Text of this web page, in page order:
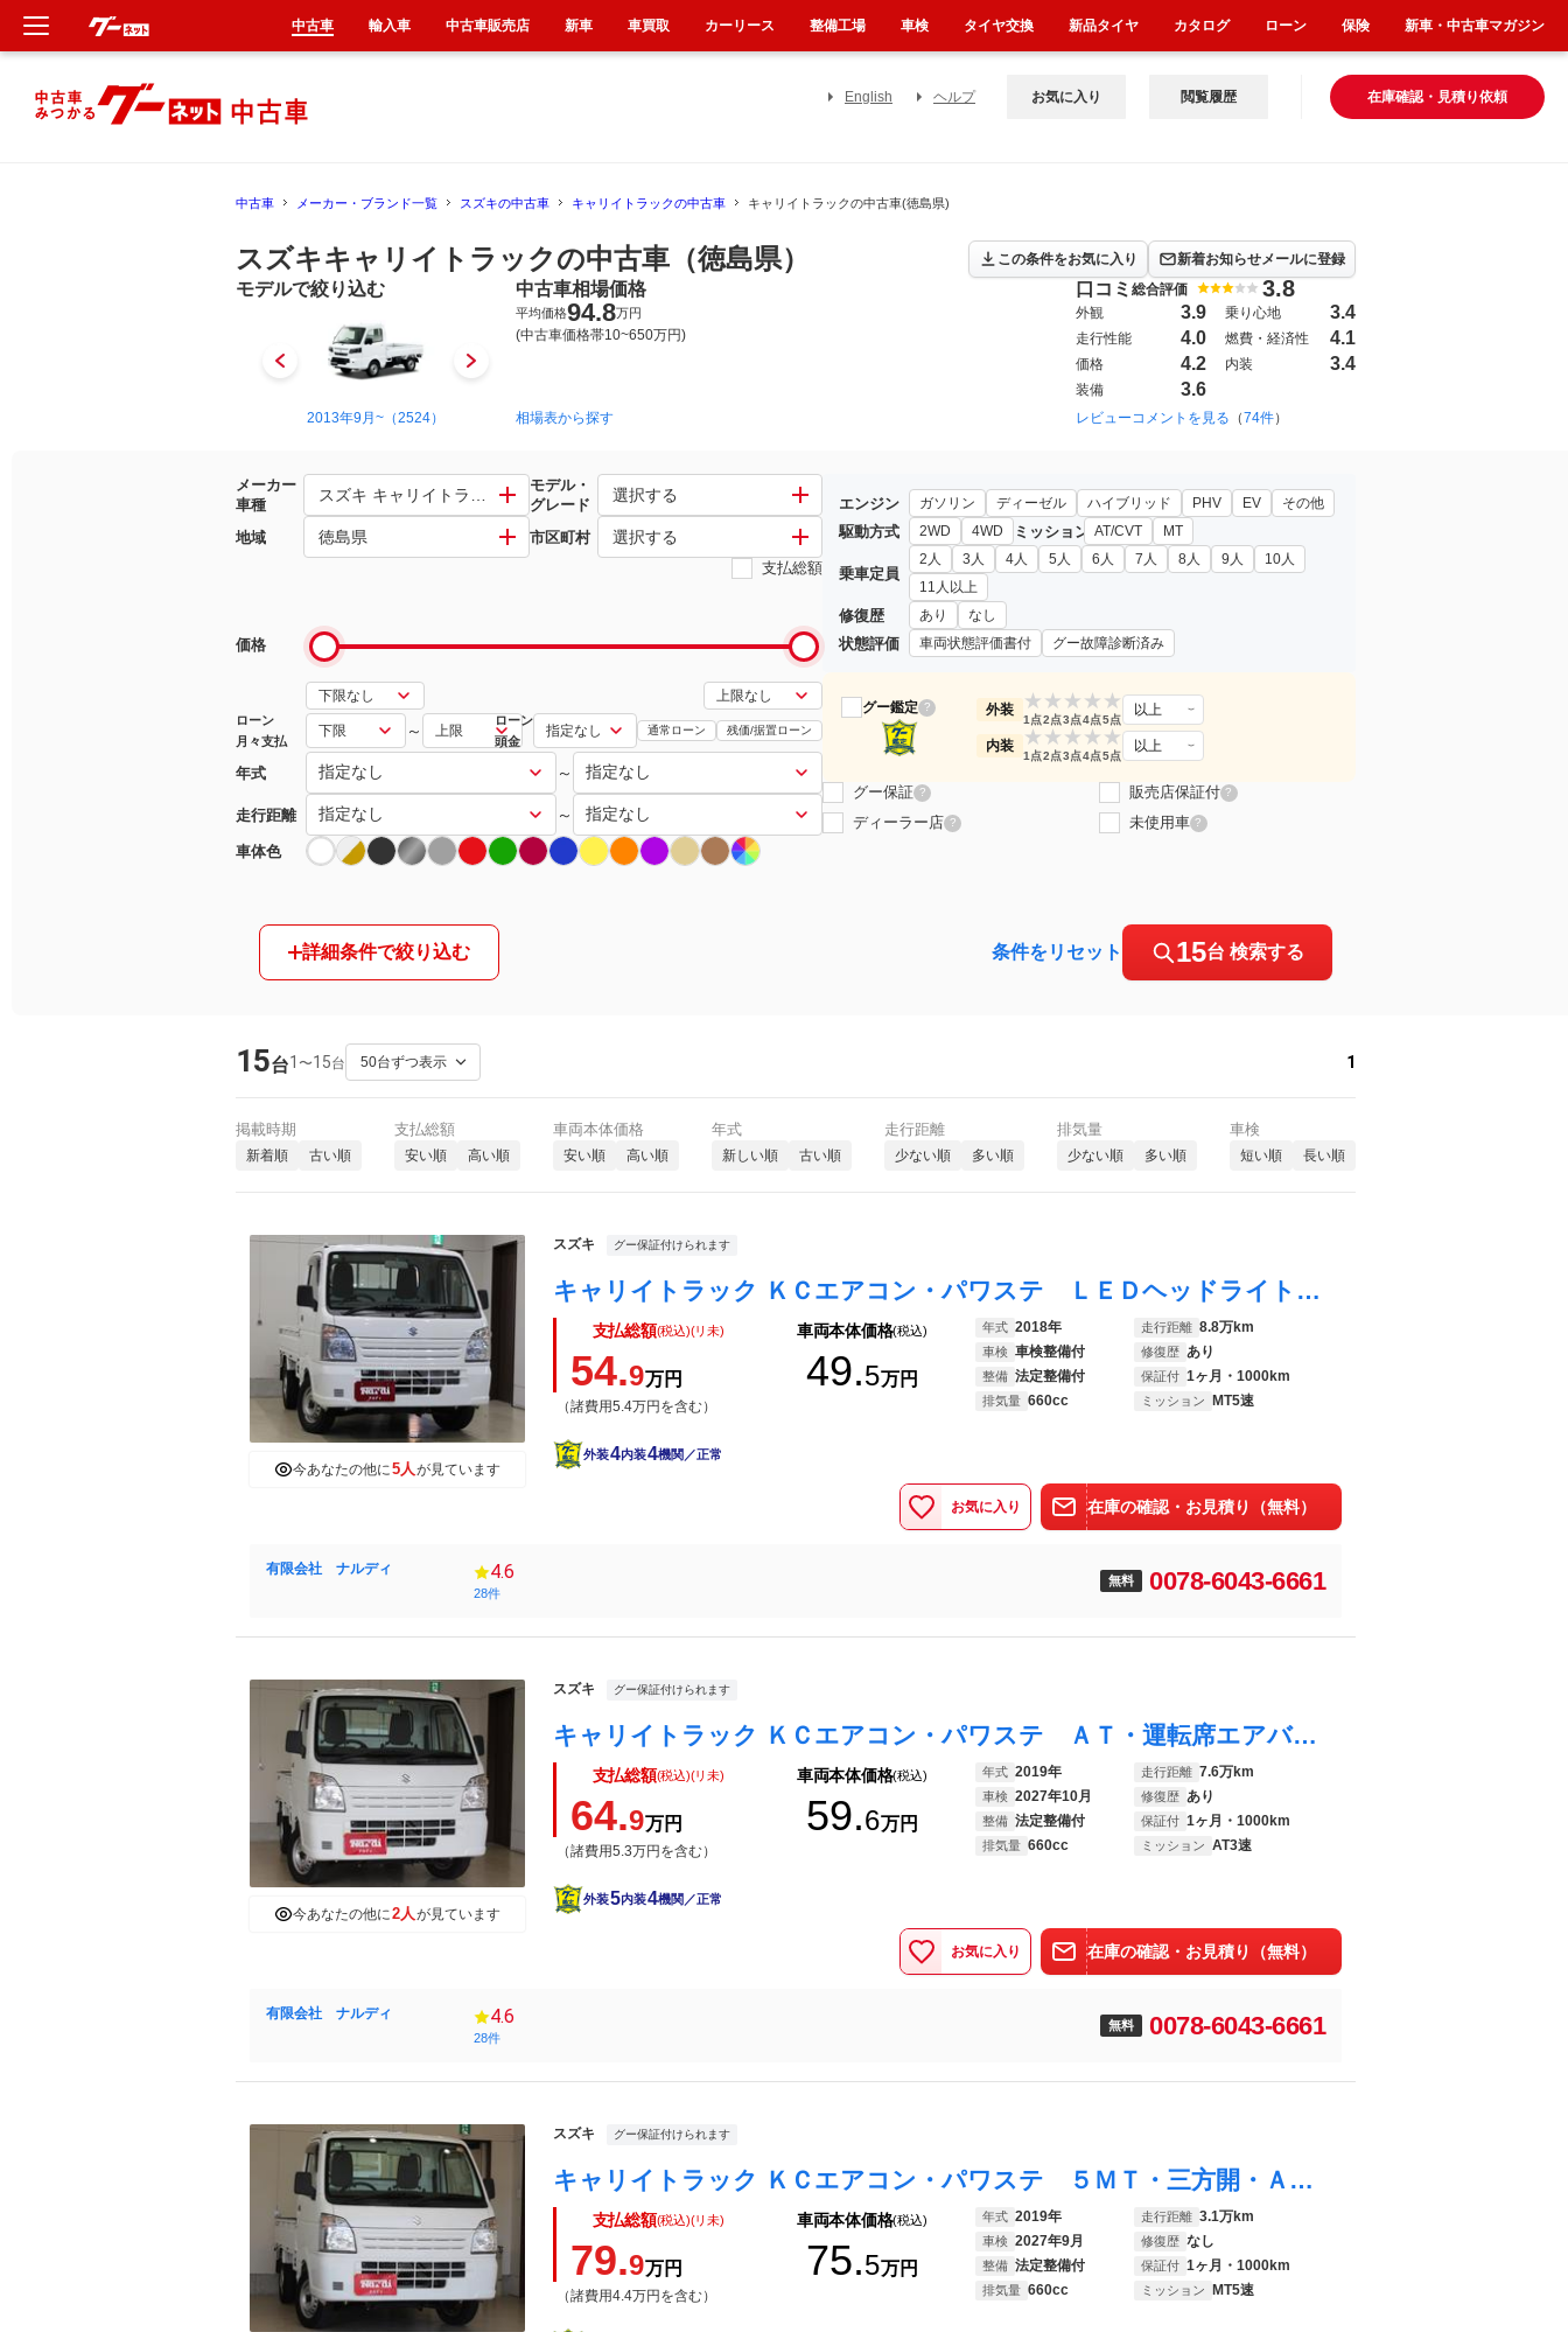
English ヘルプ 在庫確認・見積り依頼
お気に入り 閲覧履歴
中古車 メーカー・ブランド一覧 スズキの中古車 キャリイトラックの中古車 キャリイトラックの中古車(徳島県)
スズキキャリイトラックの中古車（徳島県） この条件をお気に入り 新着お知らせメールに登録
モデルで絞り込む
2013年9月~（2524） 1999年1月~2013年9月（1070） 1985年3月~1991年9月（10）
中古車相場価格
平均価格94.8万円
(中古車価格帯10~650万円)
相場表から探す
口コミ 総合評価 3.8
外観 3.9 乗り心地 3.4
走行性能 4.0 燃費・経済性 4.1
価格 4.2 内装 3.4
装備 3.6
レビューコメントを見る （74件）
メーカー
車種
スズキ キャリイトラック
モデル・
グレード
選択する
地域 徳島県 市区町村 選択する
支払総額
価格
ローン
月々支払
～
ローン
頭金
通常ローン 残価/据置ローン
年式 ～
走行距離 ～
車体色
エンジン ガソリン ディーゼル ハイブリッド PHV EV その他
駆動方式 2WD 4WD ミッション AT/CVT MT
乗車定員
2人 3人 4人 5人 6人 7人 8人 9人
10人
11人以上
修復歴 あり なし
状態評価 車両状態評価書付 グー故障診断済み
グー鑑定 ? 外装 ★
1点
★
2点
★
3点
★
4点
★
5点
以上
内装 ★
1点
★
2点
★
3点
★
4点
★
5点
以上
グー保証 ? 販売店保証付 ?
ディーラー店 ? 未使用車 ?
詳細条件で絞り込む 条件をリセット 15台 検索する
15台1 〜15台 1
掲載時期
新着順 古い順
支払総額
安い順 高い順
車両本体価格
安い順 高い順
年式
新しい順 古い順
走行距離
少ない順 多い順
排気量
少ない順 多い順
車検
短い順 長い順
今あなたの他に5人が見ています
スズキ グー保証付けられます
キャリイトラック ＫＣエアコン・パワステ ＬＥＤヘッドライト・運転席エアバック・助手席エアバック・５速マニュアル・マニュアルエアコン・パワーステアリング・ＡＭ／ＦＭラジオ・３方開・アンチロックブレーキ・ＵＶカットガラス
支払総額(税込)(リ未)
54.9万円
（諸費用5.4万円を含む）
車両本体価格(税込)
49.5万円
年式 2018年 走行距離 8.8万km
車検 車検整備付 修復歴 あり
整備 法定整備付 保証付 1ヶ月・1000km
排気量 660cc ミッション MT5速
外装4内装4機関／正常
お気に入り 在庫の確認・お見積り（無料）
有限会社 ナルディ 4.6
28件
無料 0078-6043-6661
今あなたの他に2人が見ています
スズキ グー保証付けられます
キャリイトラック ＫＣエアコン・パワステ ＡＴ・運転席エアバック・助手席エアバック・三方開・パワーステアリング・ＡＢＳ・衝突安全ボディ
支払総額(税込)(リ未)
64.9万円
（諸費用5.3万円を含む）
車両本体価格(税込)
59.6万円
年式 2019年 走行距離 7.6万km
車検 2027年10月 修復歴 あり
整備 法定整備付 保証付 1ヶ月・1000km
排気量 660cc ミッション AT3速
外装5内装4機関／正常
お気に入り 在庫の確認・お見積り（無料）
有限会社 ナルディ 4.6
28件
無料 0078-6043-6661
スズキ グー保証付けられます
キャリイトラック ＫＣエアコン・パワステ ５ＭＴ・三方開・ＡＭ／ＦＭラジオ・ＡＢＳ・ＥＢＤ・運転席／助手席エアバック
支払総額(税込)(リ未)
79.9万円
（諸費用4.4万円を含む）
車両本体価格(税込)
75.5万円
年式 2019年 走行距離 3.1万km
車検 2027年9月 修復歴 なし
整備 法定整備付 保証付 1ヶ月・1000km
排気量 660cc ミッション MT5速
中古車 輸入車 中古車販売店 新車 車買取 カーリース 整備工場 車検 タイヤ交換 新品タイヤ カタログ ローン 保険 新車・中古車マガジン
新車